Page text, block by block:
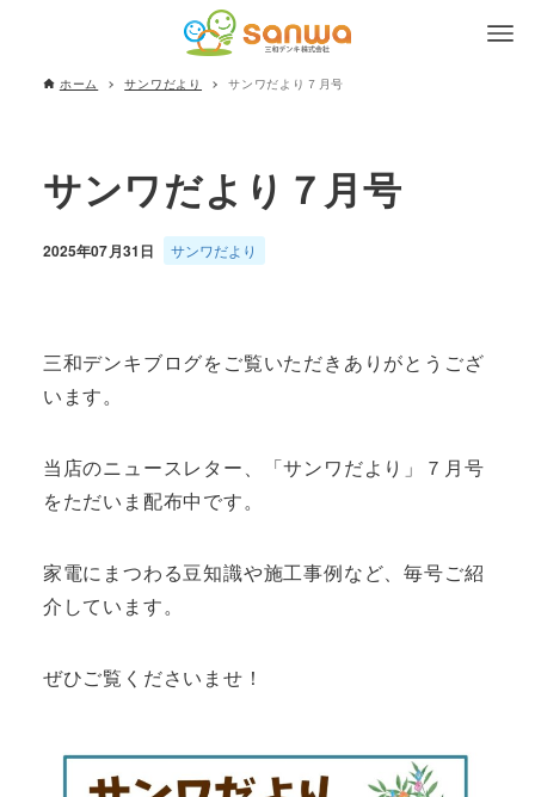
ホーム サンワだより サンワだより７月号
サンワだより７月号
2025年07月31日 サンワだより
三和デンキブログをご覧いただきありがとうござ
います。
当店のニュースレター、「サンワだより」７月号
をただいま配布中です。
家電にまつわる豆知識や施工事例など、毎号ご紹
介しています。
ぜひご覧くださいませ！